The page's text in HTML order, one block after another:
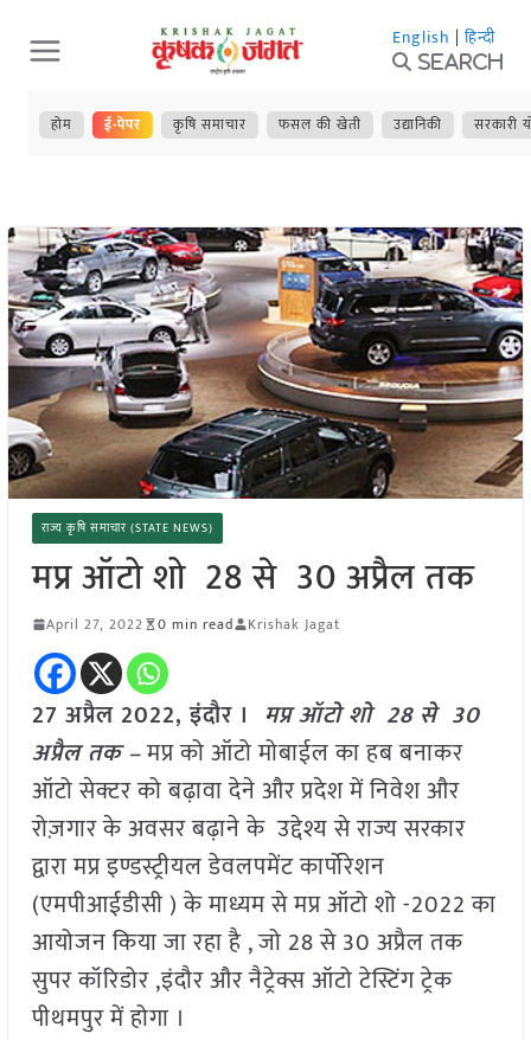
Skip
to
content
English | हिन्दी
Search
होम ई-पेपर कृषि समाचार फसल की खेती उद्यानिकी सरकारी
राज्य कृषि समाचार (STATE NEWS)
मप्र ऑटो शो 28 से 30 अप्रैल तक
April 27, 2022 0 min read Krishak Jagat
27 अप्रैल 2022, इंदौर । मप्र ऑटो शो 28 से 30
अप्रैल तक –मप्र को ऑटो मोबाईल का हब बनाकर
ऑटो सेक्टर को बढ़ावा देने और प्रदेश में निवेश और
रोज़गार के अवसर बढ़ाने के उद्देश्य से राज्य सरकार
द्वारा मप्र इण्डस्ट्रीयल डेवलपमेंट कार्पोरेशन
(एमपीआईडीसी ) के माध्यम से मप्र ऑटो शो -2022 का
आयोजन किया जा रहा है , जो 28 से 30 अप्रैल तक
सुपर कॉरिडोर ,इंदौर और नैट्रेक्स ऑटो टेस्टिंग ट्रेक
पीथमपुर मेंहोगा ।